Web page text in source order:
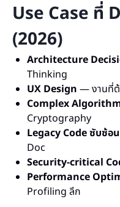
Use Case ที่
(2026)
Architecture
Thinking
UX Design — งานที่ต้
Complex
Cryptography
Legacy Code ซับซ้อน
Doc
Security-critical
Performance
Profiling ลึก